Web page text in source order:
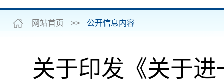
网站首页 >> 公开信息内容
关于印发《关于